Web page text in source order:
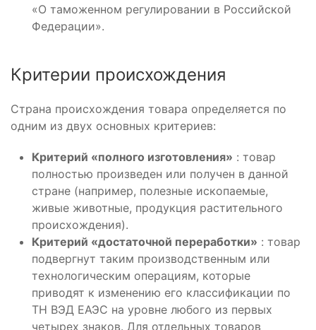
«О таможенном регулировании в Российской
Федерации».
Критерии происхождения
Страна происхождения товара определяется по
одним из двух основных критериев:
Критерий «полного изготовления» : товар
полностью произведен или получен в данной
стране (например, полезные ископаемые,
живые животные, продукция растительного
происхождения).
Критерий «достаточной переработки» : товар
подвергнут таким производственным или
технологическим операциям, которые
приводят к изменению его классификации по
ТН ВЭД ЕАЭС на уровне любого из первых
четырех знаков. Для отдельных товаров